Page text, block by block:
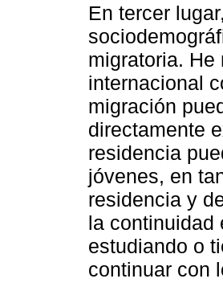
En tercer
migratoria.
internacional
migración
directamente
residencia
jóvenes, en
residencia y
la continuidad
estudiando o
continuar con